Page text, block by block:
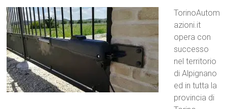
TorinoAutom
azioni.it
opera con
successo
nel territorio
di Alpignano
ed in tutta la
provincia di